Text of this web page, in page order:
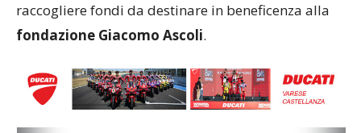
raccogliere fondi da destinare in beneficenza alla
fondazione Giacomo Ascoli.